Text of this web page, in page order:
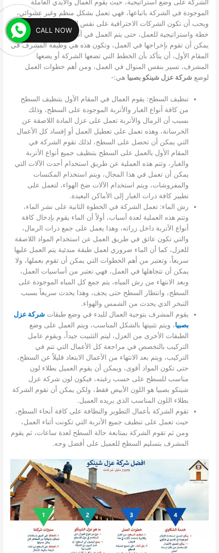
الشركة على وضع استراتيجية، حيث يقوم العمال والأيدي العاملة
الموجودة في الشركة باتباعها، فهي تعمل بشكل منظم وغير عشوائي،
ويحب أن تكون الشركات الاحترافية على نفس المنوال، حيث يتم وضع
خطة واستراتيجية للعمل، حتى يتم العمل في أسرع وقت وبأعلى جوده
يمكن أن تقوم بإخراجها في العمل، وتكون هذه هي وظيفة المشرف في
المقام الأول، أن يتأكد بأن الخطط التي تضعها الشركة أو يضعها
المشرف، تسير بنفس المنوال في العمل، ومن أهم خطوات العمل
لوضع شركة عزل شينكو بصبيا هي:-
تنظيف السطح: يقوم العمال في المقام الأول بتنظيف السطح
من كافة أنواع الغبار والأتربة الموجودة على السطح، وذلك
بسبب أن الرمال والأتربة تعمل على عزل المادة اللاصقة عن
الخرسانة، وهذه تعمل على تعطيل العمل أو إفساد كل الأعمال
التي يمكن أن تحصل على السطح، لذلك تقوم الشركة في
المقام الأول بالعمل على السطح بتنظيف جميع أنواع الأتربة
والغبار، وتتم هذه العملية عن طريق استخدام أحدث الآلات التي
يمكن أن تعمل في هذا المجال، ويتم استخدام المكنسات
والمفروشات، ويتم استخدام الآلات ضخ الهواء، لتعمل على
تطيير كافة ذرات الغبار إلى الأماكن البعيدة.
رش الماء: تعمل الشركة في الخطوة الثانية على نشر الماء،
وتتم هذه العملية لعدة أسباب، أولاً أن الماء يقوم بإدخال كافة
أنواع الأتربة داخل زراته، وهذا يعمل على جمع ذرات الرمال،
والتي تكون عائق في طريق العمل عن استخدام المواد اللاصقة
للعزل، كما أن الماء ضروري لعمل طبقة مبدئية يتم العمل عليها
سريعاً، وتعتبر من أهم الخطوات التي يمكن أن تقوم بعملها، ولا
يمكن أن تتجاهلها في العمل، فهي تعتبر من أساسيات العمل،
وبعد الانتهاء من رش المياه، يتم جمع كل المياه الموجودة على
السطح، وانتظار السطح حتى يجف، وهذا يحدث سريعاً بسبب
التبخر الذي يحدث من الشمس والهواء.
يقوم المشرف بتوجية العمال للبدء في وضع طبقاتشركة عزل
بصبيا، ويتم تثبيتها بالشكل المناسب، ويتم العمل على وضع
الطبقات الأخرى من العزل، ليتم التثبيت جيداً، ويقوم عامل
التركيب بالتخصص في مراجعة كل الأعمال التي تتم في
التركيب، ويتم بعد الانتهاء من الأعمال الابتعاد قليلاً عن السطح،
حتى تكون المواد أقوى، ويمكن أن يقوم العميل بطلاء لون
مناسب للسطح على حسب رغبته، فيكون لون شركة عزل
شينكو بصبيا هو اللون الأبيض فقط، ولكن يمكن أن تقوم الشركة
بطلاء اللون المناسب الذي يريده العميل.
تقوم الشركة بأعمال التطوير والنظافة على كافة أنحاء السطح،
حيث تعمل على تنظيف جميع الأتربة التي تكونت أثناء العمل،
ومن ثم تقوم الشركة بمتابعة حالة السطح لعدة ساعات، ثم يقوم
المشرف بتسليم السطح للعميل على أفضل وجه.
CALL NOW